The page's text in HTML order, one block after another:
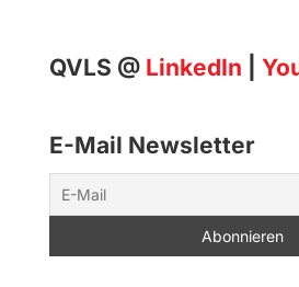
QVLS @ LinkedIn
E-Mail Newsletter